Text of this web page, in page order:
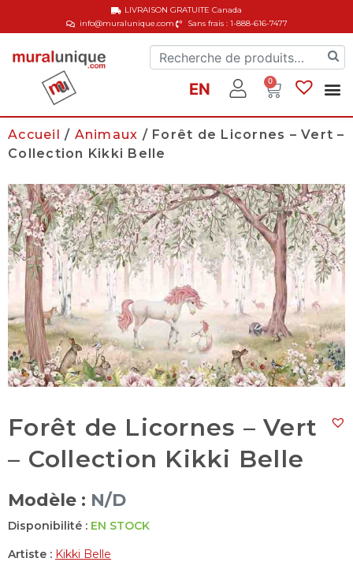
info@muralunique.com Sans frais : 1-888-616-7477
LIVRAISON GRATUITECanada
EN 0
Accueil / Animaux / Forêt de Licornes – Vert –
Collection Kikki Belle
Forêt de Licornes – Vert
– Collection Kikki Belle
Modèle : N/D
Disponibilité : EN STOCK
Artiste : Kikki Belle